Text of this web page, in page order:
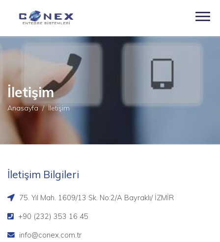
İletişim
Anasayfa İletişim
İletişim Bilgileri
75. Yıl Mah. 1609/13 Sk. No:2/A Bayraklı/ İZMİR
+90 (232) 353 16 45
info@conex.com.tr